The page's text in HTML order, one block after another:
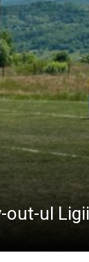
„feciorul
7 august 2026
pe scena
out-ul